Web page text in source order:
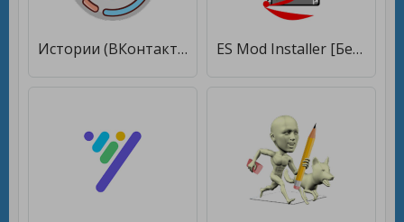
Истории (ВКонтакте) [Без рекламы] ES Mod Installer [Без рекламы]